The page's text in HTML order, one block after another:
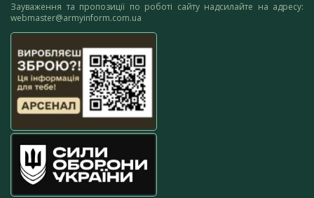
Зауваження та пропозиції по роботі сайту надсилайте на адресу:
webmaster@armyinform.com.ua